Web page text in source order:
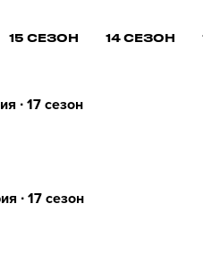
15 СЕЗОН 14 СЕЗОН
∙ 17 сезон
∙ 17 сезон